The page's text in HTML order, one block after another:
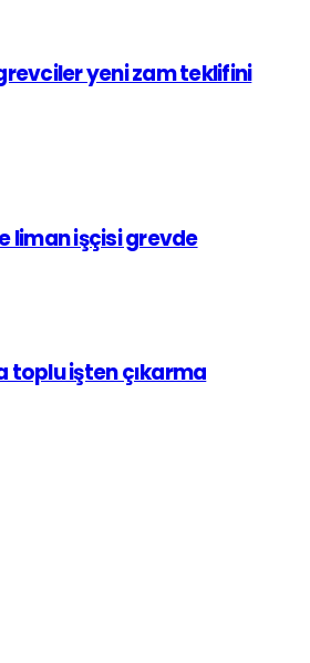
yeni zam teklifini
liman işçisi grevde
toplu işten çıkarma